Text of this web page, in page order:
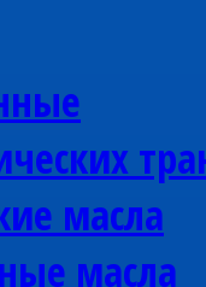
масла
масла